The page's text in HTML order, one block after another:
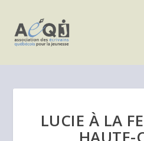
LUCIE À LA